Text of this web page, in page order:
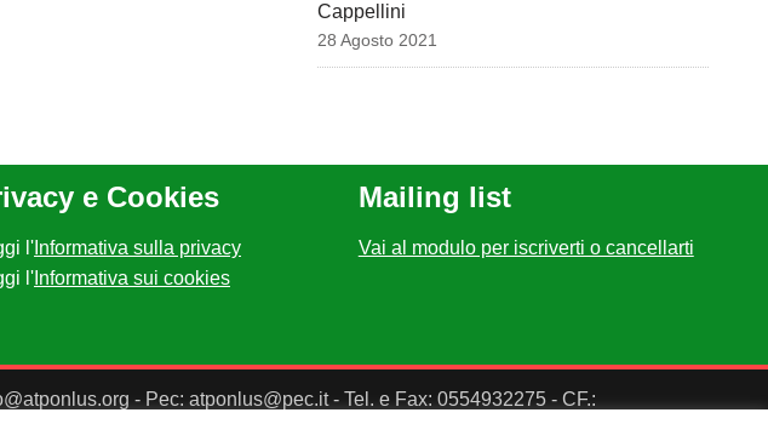
Cappellini
28 Agosto 2021
e Cookies
l' Informativa sulla privacy
l' Informativa sui cookies
Mailing list
Vai al modulo per iscriverti o cancellarti
- Pec: atponlus@pec.it - Tel. e Fax: 0554932275 - CF.: